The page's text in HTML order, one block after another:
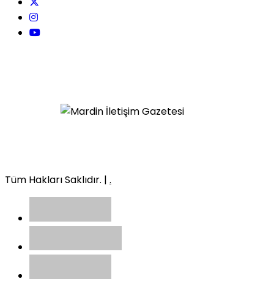
Tüm Hakları Saklıdır. | .